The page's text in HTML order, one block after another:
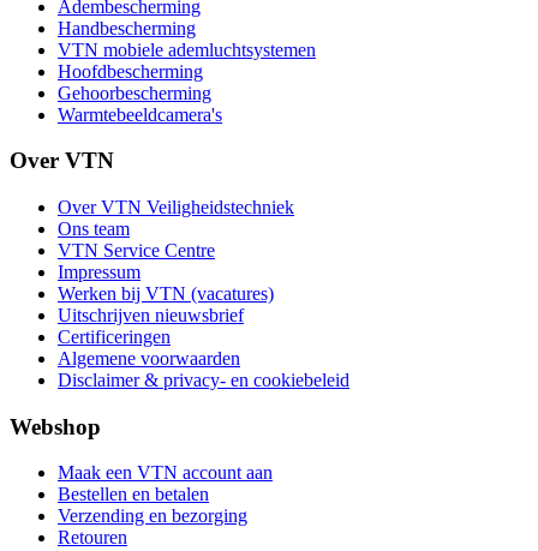
Adembescherming
Handbescherming
VTN mobiele ademluchtsystemen
Hoofdbescherming
Gehoorbescherming
Warmtebeeldcamera's
Over VTN
Over VTN Veiligheidstechniek
Ons team
VTN Service Centre
Impressum
Werken bij VTN (vacatures)
Uitschrijven nieuwsbrief
Certificeringen
Algemene voorwaarden
Disclaimer & privacy- en cookiebeleid
Webshop
Maak een VTN account aan
Bestellen en betalen
Verzending en bezorging
Retouren